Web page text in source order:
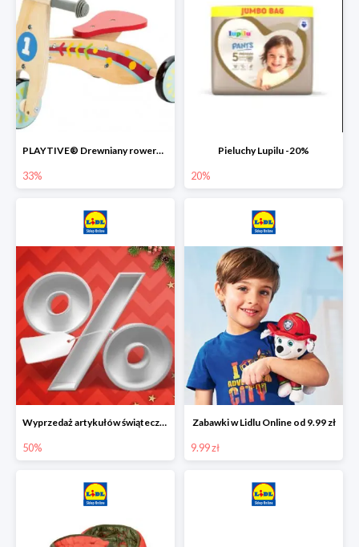
PLAYTIVE® Drewniany rowerek biegowy -33%
33%
Pieluchy Lupilu -20%
20%
Wyprzedaż artykułów świątecznych w Lidlu Online
50%
Zabawki w Lidlu Online od 9.99 zł
9.99 zł